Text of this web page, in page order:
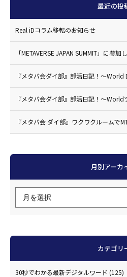
最近の投
Real iDコラム移転のお知らせ
「METAVERSE JAPAN SUMMIT」に参加
『メタバ会ダイ部』部活日記！〜World
『メタバ会ダイ部』部活日記！〜World
『メタバ会 ダイ部』ワクワクルームで
月別アーカ
カテゴリ
30秒でわかる最新デジタルワード (125)